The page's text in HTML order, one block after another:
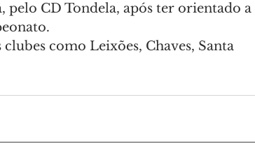
CD Tondela, após ter orientado a
como Leixões, Chaves, Santa